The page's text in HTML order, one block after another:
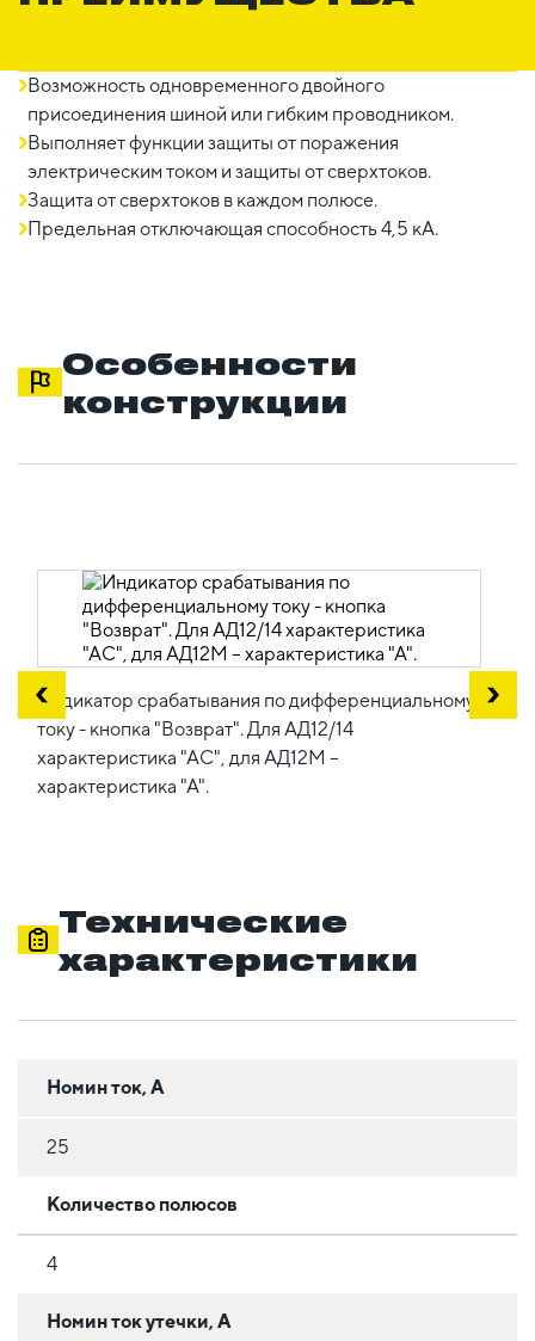
Возможность одновременного двойного
присоединения шиной или гибким проводником.
Выполняет функции защиты от поражения
электрическим током и защиты от сверхтоков.
Защита от сверхтоков в каждом полюсе.
Предельная отключающая способность 4,5 кА.
Особенности
конструкции
Индикатор срабатывания по дифференциальному
току - кнопка "Возврат". Для АД12/14
характеристика "АС", для АД12М –
характеристика "А".
Технические
характеристики
Номин ток, А
25
Количество полюсов
4
Номин ток утечки, А